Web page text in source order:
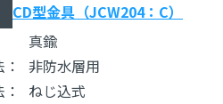
CD型金具（JCW204：C）
真鍮
非防水層用
ねじ込式